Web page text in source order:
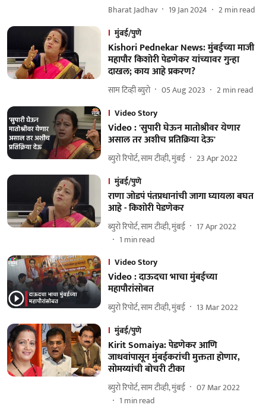
Bharat Jadhav 19 Jan 2024 2min read
मुंबई/पुणे
Kishori Pednekar News: मुंबईच्या माजी
महापौर किशोरी पेडणेकर यांच्यावर गुन्हा
दाखल; काय आहे प्रकरण?
साम टिव्ही ब्युरो 05 Aug 2023 2min read
Video Story
Video : 'सुपारी घेऊन मातोश्रीवर येणार
असाल तर अशीच प्रतिक्रिया देऊ'
ब्युरो रिपोर्ट, साम टीव्ही, मुंबई
23 Apr 2022
मुंबई/पुणे
राणा जोडपं पंतप्रधानांची जागा घ्यायला बघत
आहे - किशोरी पेडणेकर
ब्युरो रिपोर्ट, साम टीव्ही, मुंबई
17 Apr 2022
1 min read
Video Story
Video : दाऊदचा भाचा मुंबईच्या
महापौरांसोबत
ब्युरो रिपोर्ट, साम टीव्ही, मुंबई
13 Mar 2022
मुंबई/पुणे
Kirit Somaiya: पेडणेकर आणि
जाधवांपासून मुंबईकरांची मुक्तता होणार,
सोमय्यांची बोचरी टीका
ब्युरो रिपोर्ट, साम टीव्ही, मुंबई
07 Mar 2022
1 min read